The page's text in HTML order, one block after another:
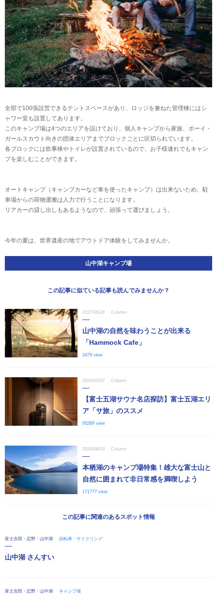
全部で100張設営できるテントスペースがあり、ロッジを兼ねた管理棟にはシ
ャワー室も設置してあります。
このキャンプ場は4つのエリアを設けており、個人キャンプから家族、ボーイ・
ガールスカウト向きの団体エリアまでブロックごとに区切られています。
各ブロックには炊事棟やトイレが設置されているので、お子様連れでもキャン
プを楽しむことができます。
オートキャンプ（キャンプカーなど車を使ったキャンプ）は出来ないため、駐
車場からの荷物運搬は人力で行うことになります。
リアカーの貸し出しもあるようなので、頑張って運びましょう。
今年の夏は、世界遺産の地でアウトドア体験をしてみませんか。
山中湖キャンプ場
この記事に似ている記事も読んでみませんか？
2017/06/28 Column
山中湖の自然を味わうことが出来る
「Hammock Cafe」
2479 view
2024/03/07 Column
【富士五湖サウナ名店探訪】富士五湖エリ
ア「サ旅」のススメ
95289 view
2020/08/20 Column
本栖湖のキャンプ場特集！雄大な富士山と
自然に囲まれて非日常感を満喫しよう
171777 view
この記事に関連のあるスポット情報
富士吉田・忍野・山中湖 自転車・サイクリング
山中湖 さんすい
富士吉田・忍野・山中湖 キャンプ場